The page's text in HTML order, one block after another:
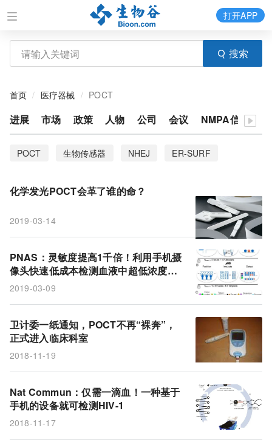
搜索
打开APP
首页 医疗器械 POCT
进展 市场 政策 人物 公司 会议 NMPA信息
POCT 生物传感器 NHEJ
ER-SURF
亚硫酸盐
梨状皮质
创伤性脑损伤
癌细胞 罂粟
森林砍伐
ELISA
IgG IgM 弓形虫
微流控
NADPH
代谢物
即时测试
杜兴氏肌肉萎缩症
抗肌萎缩蛋白
传感蛋白
抗体
手机 微芯片 HIV HIV-1
LAMP
PCR
数码相机 试纸条 微液滴
卵子
干细胞
化学发光POCT会革了谁的命？
2019-03-14
PNAS：灵敏度提高1千倍！利用手机摄
像头快速低成本检测血液中超低浓度的
蛋白
2019-03-09
卫计委一纸通知，POCT不再“裸奔”，
正式进入临床科室
2018-11-19
Nat Commun：仅需一滴血！一种基于
手机的设备就可检测HIV-1
2018-11-17